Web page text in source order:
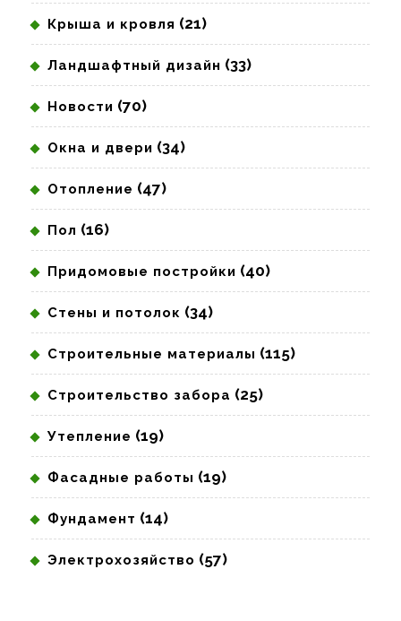
Крыша и кровля (21)
Ландшафтный дизайн (33)
Новости (70)
Окна и двери (34)
Отопление (47)
Пол (16)
Придомовые постройки (40)
Стены и потолок (34)
Строительные материалы (115)
Строительство забора (25)
Утепление (19)
Фасадные работы (19)
Фундамент (14)
Электрохозяйство (57)